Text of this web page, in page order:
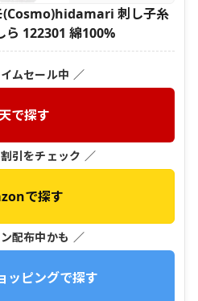
(Cosmo)hidamari 刺し子糸
122301 綿100%
ムセール中 ／
で探す
引をチェック ／
で探す
配布中かも ／
ッピングで探す